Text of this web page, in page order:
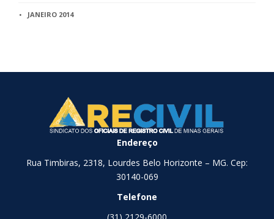
JANEIRO 2014
Endereço
Rua Timbiras, 2318, Lourdes Belo Horizonte – MG. Cep:
30140-069
Telefone